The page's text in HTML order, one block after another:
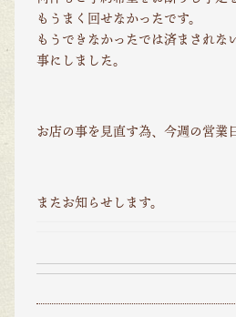
もうまく回せなかったです。
もうできなかったでは済まされな
事にしました。
お店の事を見直す為、今週の営業
またお知らせします。